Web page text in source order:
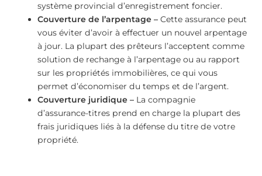
système provincial d’enregistrement foncier.
Couverture de l’arpentage – Cette assurance peut
vous éviter d’avoir à effectuer un nouvel arpentage
à jour. La plupart des prêteurs l’acceptent comme
solution de rechange à l’arpentage ou au rapport
sur les propriétés immobilières, ce qui vous
permet d’économiser du temps et de l’argent.
Couverture juridique – La compagnie
d’assurance-titres prend en charge la plupart des
frais juridiques liés à la défense du titre de votre
propriété.